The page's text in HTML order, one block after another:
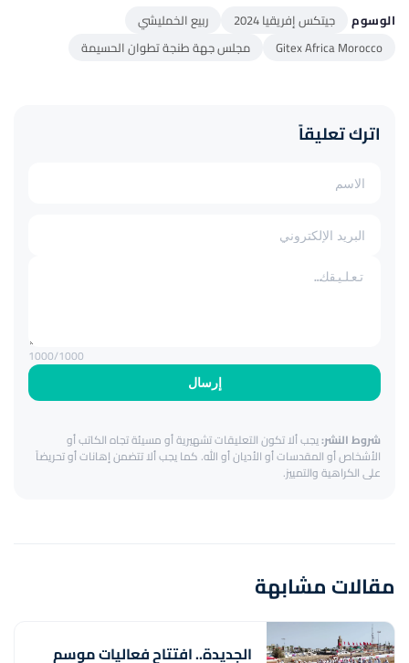
الوسوم جيتكس إفريقيا 2024
ربيع الخمليشي
Gitex Africa Morocco
مجلس جهة طنجة تطوان الحسيمة
اترك تعليقاً
إرسال
1000/1000
شروط النشر:يجب ألا تكون التعليقات تشهيرية أو مسيئة تجاه الكاتب أو
الأشخاص أو المقدسات أو الأديان أو الله. كما يجب ألا تتضمن إهانات أو تحريضاً
على الكراهية والتمييز.
مقالات مشابهة
الجديدة.. افتتاح فعاليات موسم